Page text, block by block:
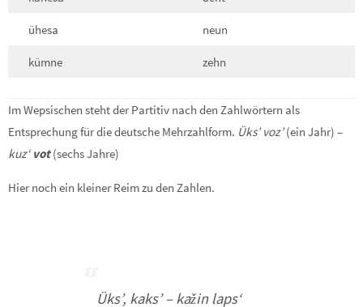
ühesa neun
kümne zehn
Im Wepsischen steht der Partitiv nach den Zahlwörtern als
Entsprechung für die deutsche Mehrzahlform. Üks’ voz’(ein Jahr) –
kuz‘vot (sechs Jahre)
Hier noch ein kleiner Reim zu den Zahlen.
Üks’, kaks’ – kažin laps‘